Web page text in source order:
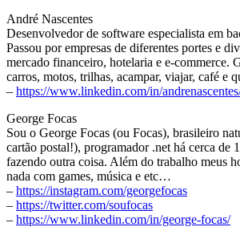
André Nascentes
Desenvolvedor de software especialista em
Passou por empresas de diferentes portes e
mercado financeiro, hotelaria e e-commerce.
carros, motos, trilhas, acampar, viajar, café e
– https://www.linkedin.com/in/
George Focas
Sou o George Focas (ou Focas), brasileiro
cartão postal!), programador .net há cerca de
fazendo outra coisa. Além do trabalho meus
nada com games, música e etc…
– https://instagram.com/georgefocas
– https://twitter.com/soufocas
– https://www.linkedin.com/in/george-focas/